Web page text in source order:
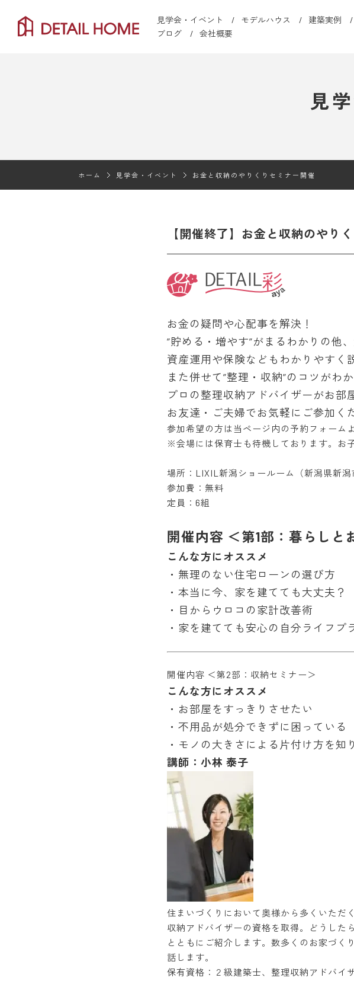
見学会・イベント モデルハウス 建築実例
ブログ
会社概要
見
ホーム 見学会・イベント お金と収納のやりくりセミナー開催
【開催終了】お金と収納のやり
お金の疑問や心配事を解決！
”貯める・増やす”がまるわかりの他
資産運用や保険などもわかりやすく
また併せて”整理・収納”のコツがわ
プロの整理収納アドバイザーがお部
お友達・ご夫婦でお気軽にご参加く
参加希望の方は当ページ内の予約フォーム
※会場には保育士も待機しております。お
場所：LIXIL新潟ショールーム（新潟県新潟
参加費：無料
定員：6組
開催内容 ＜第1部：暮らしと
こんな方にオススメ
・無理のない住宅ローンの選び方
・本当に今、家を建てても大丈夫？
・目からウロコの家計改善術
・家を建てても安心の自分ライフプ
開催内容 ＜第2部：収納セミナー＞
こんな方にオススメ
・お部屋をすっきりさせたい
・不用品が処分できずに困っている
・モノの大きさによる片付け方を知
講師：小林 泰子
住まいづくりにおいて奥様から多くいただ
収納アドバイザーの資格を取得。どうした
とともにご紹介します。数多くのお家づく
話します。
保有資格：２級建築士、整理収納アドバイ